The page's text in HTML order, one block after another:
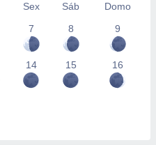
Sex Sáb
Domo
7
8 9
14 15 16